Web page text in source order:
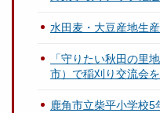
水田麦・大豆産地生
「守りたい秋田の里
市）で稲刈り交流会
鹿角市立柴平小学校5